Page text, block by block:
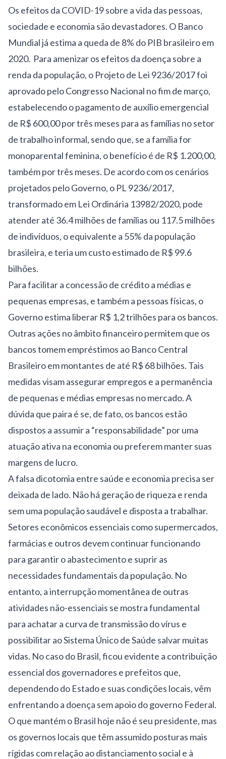
Os efeitos da COVID-19 sobre a vida das pessoas,
sociedade e economia são devastadores. O Banco
Mundialjá estima a queda de 8% do PIB brasileiroem
2020. Para amenizar os efeitos da doença sobre a
renda da população, o Projeto de Lei 9236/2017 foi
aprovado pelo Congresso Nacional no fim de março,
estabelecendo o pagamento de auxílio emergencial
de R$ 600,00 por três meses para as famílias no setor
de trabalho informal, sendo que, se a família for
monoparental feminina, o benefício é de R$ 1.200,00,
também por três meses. De acordo com os cenários
projetados pelo Governo, o PL 9236/2017,
transformado em Lei Ordinária 13982/2020, pode
atender até 36.4 milhões de famílias ou 117.5 milhões
de indivíduos, o equivalente a 55% da população
brasileira, e teria um custo estimado de R$ 99.6
bilhões.
Para facilitar a concessão de crédito a médias e
pequenas empresas, e também a pessoas físicas, o
Governo estima liberar R$ 1,2 trilhões para os bancos.
Outras ações no âmbito financeiro permitem que os
bancos tomem empréstimos ao Banco Central
Brasileiro em montantes de até R$ 68 bilhões. Tais
medidas visam assegurar empregos e a permanência
de pequenas e médias empresas no mercado. A
dúvida que paira é se, de fato, os bancos estão
dispostos a assumir a “responsabilidade” por uma
atuação ativa na economia ou preferem manter suas
margens de lucro.
A falsa dicotomia entre saúde e economia precisa ser
deixada de lado. Não há geração de riqueza e renda
sem uma população saudável e disposta a trabalhar.
Setores econômicos essenciais como supermercados,
farmácias e outros devem continuar funcionando
para garantir o abastecimento e suprir as
necessidades fundamentais da população. No
entanto, a interrupção momentânea de outras
atividades não-essenciais se mostra fundamental
para achatar a curva de transmissão do vírus e
possibilitar ao Sistema Único de Saúde salvar muitas
vidas. No caso do Brasil, ficou evidente a contribuição
essencial dos governadores e prefeitos que,
dependendo do Estado e suas condições locais, vêm
enfrentando a doença sem apoio do governo Federal.
O que mantém o Brasil hoje não é seu presidente, mas
os governos locais que têm assumido posturas mais
rígidas com relação ao distanciamento social e à